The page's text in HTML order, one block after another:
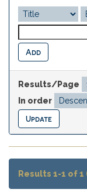
Results/Page
In order
Results 1-1 of